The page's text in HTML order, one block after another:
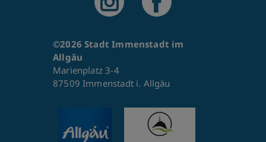
©2026 Stadt Immenstadt im
Allgäu
Marienplatz 3-4
87509 Immenstadt i. Allgäu